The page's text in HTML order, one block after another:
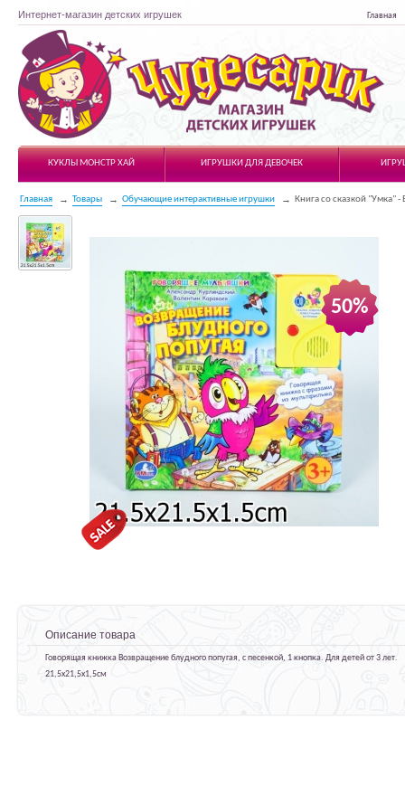
Интернет-магазин детских игрушек Главная
Чудесарик
КУКЛЫ МОНСТР ХАЙ
ИГРУШКИ ДЛЯ ДЕВОЧЕК
Главная Товары Обучающие интерактивные игрушки Книга со сказкой "Умка"
50%
Описание товара
Говорящая книжка Возвращение блудного попугая, с песенкой, 1 кнопка. Для детей от 3 лет.
21,5х21,5х1,5см